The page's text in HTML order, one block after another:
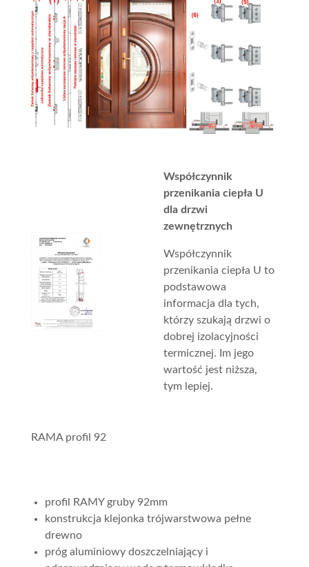
Współczynnik
przenikania ciepła U
dla drzwi
zewnętrznych
Współczynnik
przenikania ciepła U to
podstawowa
informacja dla tych,
którzy szukają drzwi o
dobrej izolacyjności
termicznej. Im jego
wartość jest niższa,
tym lepiej.
RAMA profil 92
profil RAMY gruby 92mm
konstrukcja klejonka trójwarstwowa pełne
drewno
próg aluminiowy doszczelniający i